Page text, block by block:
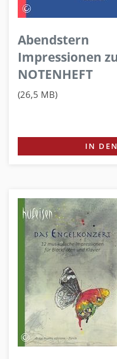
Abendstern
Impressionen
NOTENHEFT
(26,5 MB)
IN